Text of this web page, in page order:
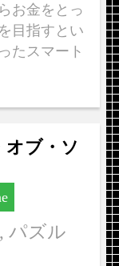
お金をとっ
目指すとい
たスマート
オブ・ソ
パズル